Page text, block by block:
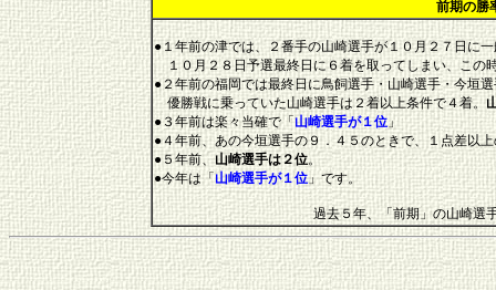
前期の勝
●１年前の津では、２番手の山崎選手が１０月２７日に
１０月２８日予選最終日に６着を取ってしまい、この
●２年前の福岡では最終日に鳥飼選手・山崎選手・今垣
優勝戦に乗っていた山崎選手は２着以上条件で４着。
●３年前は楽々当確で「山崎選手が１位」
●４年前、あの今垣選手の９．４５のときで、１点差以
●５年前、山崎選手は２位。
●今年は「山崎選手が１位」です。
過去５年、「前期」の山崎選手は２位４回